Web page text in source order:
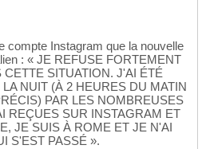
compte Instagram que la nouvelle
: « JE REFUSE FORTEMENT
SITUATION. J'AI ÉTÉ
NUIT (À 2 HEURES DU MATIN
PAR LES NOMBREUSES
REÇUES SUR INSTAGRAM ET
JE SUIS À ROME ET JE N'AI
S'EST PASSÉ ».